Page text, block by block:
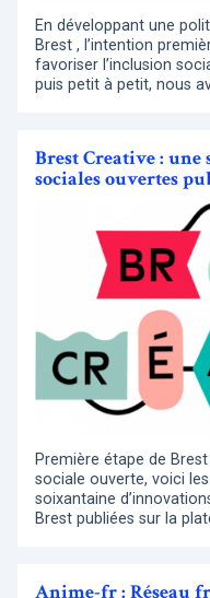
En développant une
Brest , l’intention
favoriser l’inclusion
puis petit à petit, nous
Brest Creative :
sociales ouvertes
Première étape de
sociale ouverte, voici
soixantaine
Brest publiées sur la
Anime-fr : Réseau